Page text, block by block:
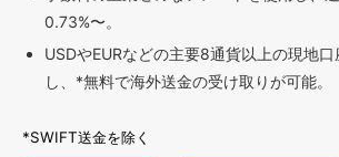
0.73%〜。
USDやEURなどの主要8通貨以上の現地
し、*無料で海外送金の受け取りが可能。
*SWIFT送金を除く